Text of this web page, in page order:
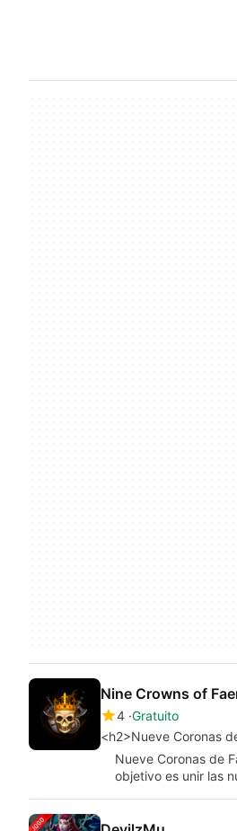
Nine Crowns of
4 Gratuito
<h2>Nueve Coronas
Nueve Coronas de
objetivo es unir las